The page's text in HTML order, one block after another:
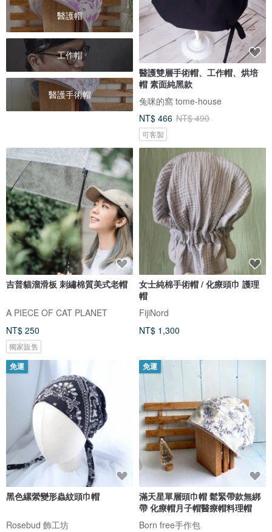
醫護帽
工作帽
醫護手術帽
醫護雙層手術帽、工作帽、烘培
帽 素面純黑款
兔咪的窩 tome-house
NT$ 466 NT$ 490
可客製
吉普貓溜滑板 刺繡棉質美式老帽
A PIECE OF CAT PLANET
NT$ 250
獨家販售
女士純棉手術帽 / 化療頭巾 護理
帽
FijiNord
NT$ 1,300
免運
黑色縲縈變形蟲紋頭巾帽
Rosebud 飾工坊
免運
滿天星單層頭巾帽 鬆緊帶款無綁
帶 化療帽月子帽醫療帽料理帽
Born free手作包